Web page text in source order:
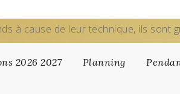
à cause de leur technique, ils sont
2026 2027 Planning